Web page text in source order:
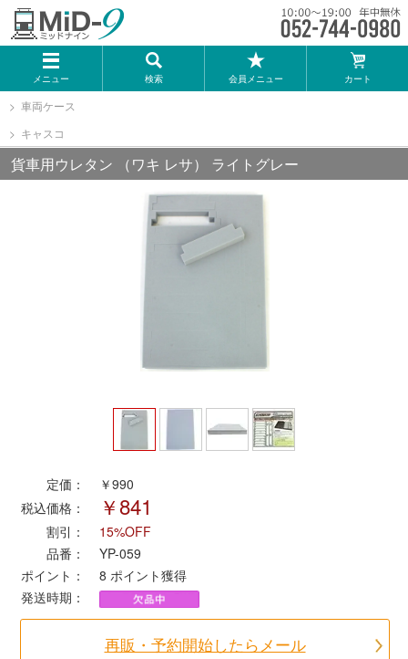
メニュー 検索 会員メニュー カート
メーカー一覧
TOMIX
KATO
MODEMO(モデモ)
さんけい
トラムウェイ
車両ケース
キャスコ
貨車用ウレタン （ワキ レサ） ライトグレー
定価：
￥990
税込価格：
￥841
割引：
15%OFF
品番：
YP-059
ポイント：
8 ポイント獲得
発送時期：
再販・予約開始したらメール